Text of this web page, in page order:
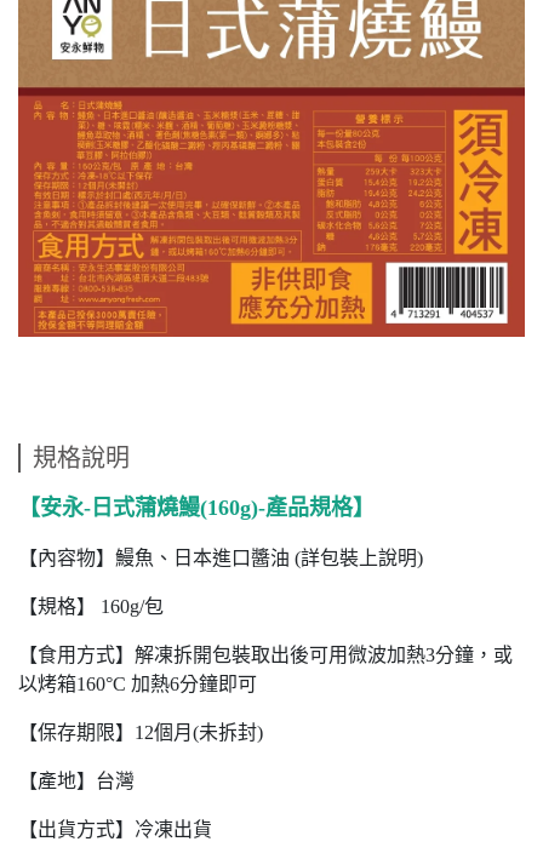
規格說明
【安永-日式蒲燒鰻(160g)-產品規格】
【內容物】鰻魚、日本進口醬油 (詳包裝上說明)
【規格】 160g/包
【食用方式】解凍拆開包裝取出後可用微波加熱3分鐘，或
以烤箱160°C 加熱6分鐘即可
【保存期限】12個月(未拆封)
【產地】台灣
【出貨方式】冷凍出貨